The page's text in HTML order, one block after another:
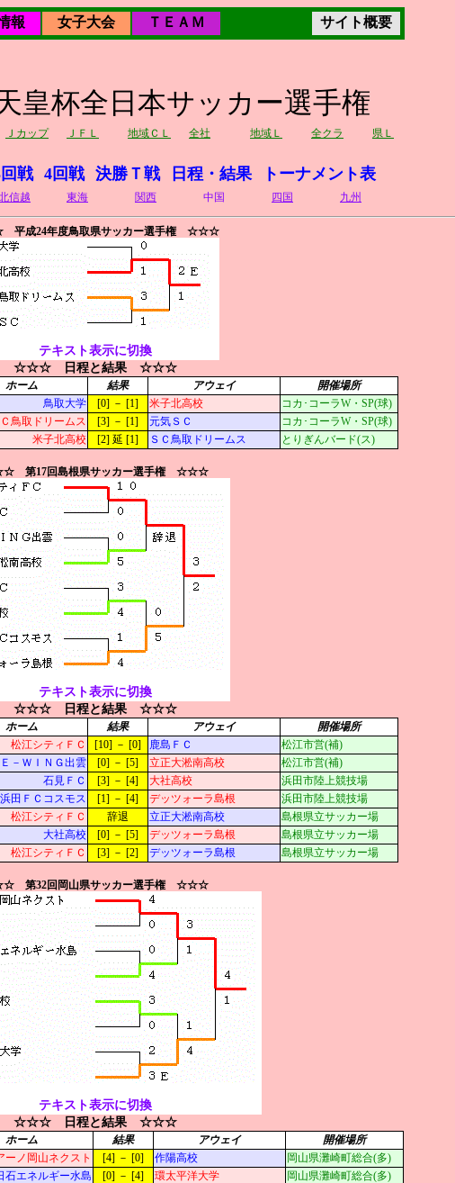
報 女子大会 ＴＥＡＭ
サイト概要
皇杯全日本サッカー選手権
Ｊカップ ＪＦＬ 地域ＣＬ 全社 地域Ｌ 全クラ 県Ｌ
戦 4回戦 決勝Ｔ戦 日程・結果 トーナメント表
信越 東海 関西 中国 四国 九州
成24年度鳥取県サッカー選手権 ☆☆☆
テキスト表示に切換
☆☆☆ 日程と結果 ☆☆☆
ホーム 結果 アウェイ 開催場所
鳥取大学 [0] － [1] 米子北高校
コカ･コーラW・SP(球)
Ｃ鳥取ドリームス [3] － [1] 元気ＳＣ
コカ･コーラW・SP(球)
米子北高校 [2] 延 [1] ＳＣ鳥取ドリームス とりぎんバード(ス)
第17回島根県サッカー選手権 ☆☆☆
テキスト表示に切換
☆☆☆ 日程と結果 ☆☆☆
ホーム 結果 アウェイ 開催場所
松江シティＦＣ [10] － [0] 鹿島ＦＣ
松江市営(補)
Ｅ－ＷＩＮＧ出雲 [0] － [5] 立正大淞南高校
松江市営(補)
石見ＦＣ [3] － [4] 大社高校
浜田市陸上競技場
浜田ＦＣコスモス [1] － [4] デッツォーラ島根 浜田市陸上競技場
松江シティＦＣ 辞退 立正大淞南高校
島根県立サッカー場
大社高校 [0] － [5] デッツォーラ島根
島根県立サッカー場
松江シティＦＣ [3] － [2] デッツォーラ島根 島根県立サッカー場
第32回岡山県サッカー選手権 ☆☆☆
テキスト表示に切換
☆☆☆ 日程と結果 ☆☆☆
ホーム 結果 アウェイ 開催場所
ーノ岡山ネクスト [4] － [0] 作陽高校
岡山県灘崎町総合(多)
石エネルギー水島 [0] － [4] 環太平洋大学
岡山県灘崎町総合(多)